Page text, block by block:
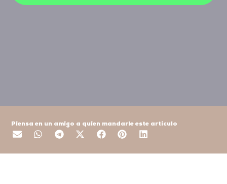
Piensa en un amigo a quien mandarle este artículo